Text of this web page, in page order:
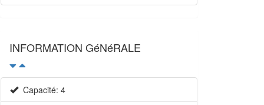
INFORMATION GéNéRALE
Capacité: 4